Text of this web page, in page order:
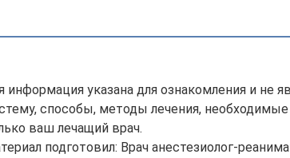
информация указана для ознакомления и не
способы, методы лечения,
ваш лечащий врач.
подготовил: Врач анестезиолог-